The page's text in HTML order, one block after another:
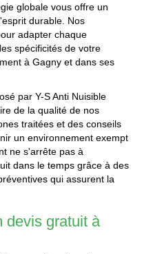
globale vous offre un
durable. Nos
adapter chaque
spécificités de votre
à Gagny et dans ses
par Y-S Anti Nuisible
de la qualité de nos
traitées et des conseils
un environnement exempt
ne s'arrête pas à
dans le temps grâce à des
qui assurent la
devis gratuit à